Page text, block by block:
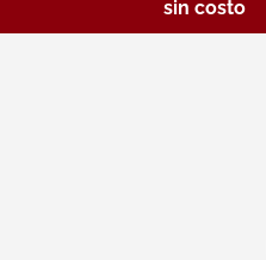
sin costo